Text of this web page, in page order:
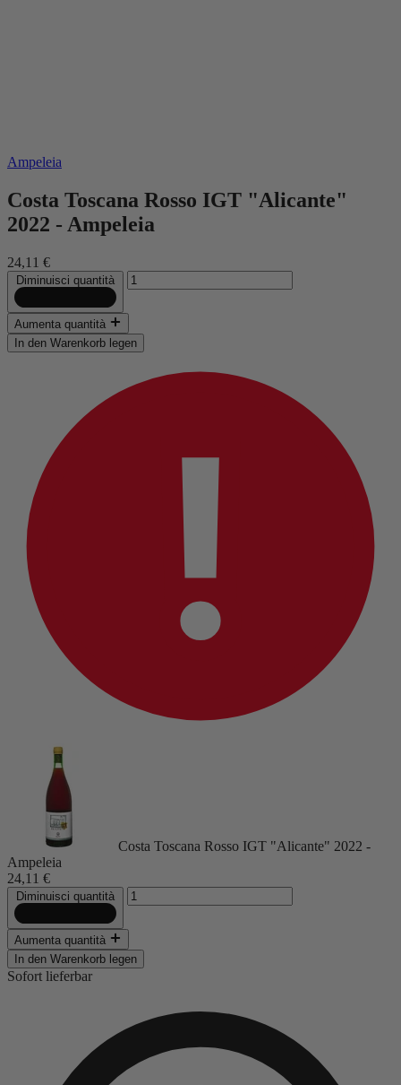
Ampeleia
Costa Toscana Rosso IGT "Alicante"
2022 - Ampeleia
24,11 €
Diminuisci quantità
Aumenta quantità
In den Warenkorb legen
Costa Toscana Rosso IGT "Alicante" 2022 -
Ampeleia
24,11 €
Diminuisci quantità
Aumenta quantità
In den Warenkorb legen
Sofort lieferbar